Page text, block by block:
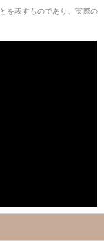
を表すものであり、実際の